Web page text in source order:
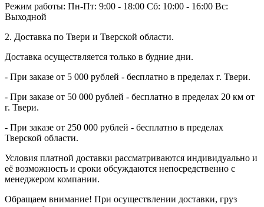
Режим работы: Пн-Пт: 9:00 - 18:00 Сб: 10:00 - 16:00 Вс:
Выходной
2. Доставка по Твери и Тверской области.
Доставка осуществляется только в будние дни.
- При заказе от 5 000 рублей - бесплатно в пределах г. Твери.
- При заказе от 50 000 рублей - бесплатно в пределах 20 км от
г. Твери.
- При заказе от 250 000 рублей - бесплатно в пределах
Тверской области.
Условия платной доставки рассматриваются индивидуально и
её возможность и сроки обсуждаются непосредственно с
менеджером компании.
Обращаем внимание! При осуществлении доставки, груз